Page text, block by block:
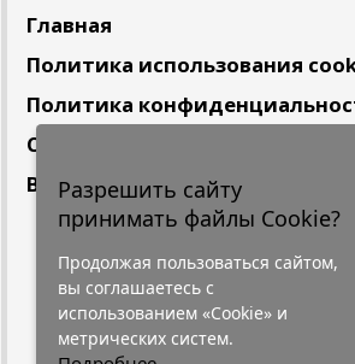
Главная
Политика использования
Политика
Сотрудничество
Вакансии
Подпишитесь
Нажимая на кнопку, я даю
персональных данных. С условиями
Разрешить сайту
принимать файлы Cookie?
Продолжая пользоваться сайтом,
вы соглашаетесь с
использованием «Cookie» и
метрических систем.